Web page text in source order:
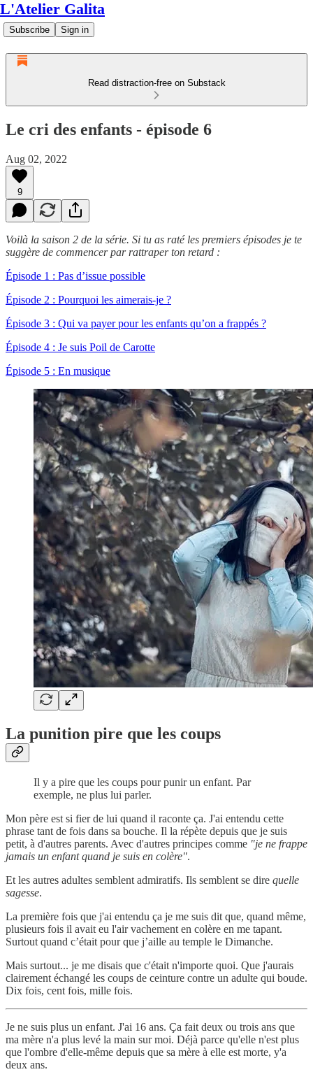
L'Atelier Galita
Subscribe Sign in
Read distraction-free on Substack
Le cri des enfants - épisode 6
Aug 02, 2022
9
Voilà la saison 2 de la série. Si tu as raté les premiers épisodes je te
suggère de commencer par rattraper ton retard :
Épisode 1 : Pas d’issue possible
Épisode 2 : Pourquoi les aimerais-je ?
Épisode 3 : Qui va payer pour les enfants qu’on a frappés ?
Épisode 4 : Je suis Poil de Carotte
Épisode 5 : En musique
La punition pire que les coups
Il y a pire que les coups pour punir un enfant. Par
exemple, ne plus lui parler.
Mon père est si fier de lui quand il raconte ça. J'ai entendu cette
phrase tant de fois dans sa bouche. Il la répète depuis que je suis
petit, à d'autres parents. Avec d'autres principes comme "je ne frappe
jamais un enfant quand je suis en colère".
Et les autres adultes semblent admiratifs. Ils semblent se dire quelle
sagesse.
La première fois que j'ai entendu ça je me suis dit que, quand même,
plusieurs fois il avait eu l'air vachement en colère en me tapant.
Surtout quand c’était pour que j’aille au temple le Dimanche.
Mais surtout... je me disais que c'était n'importe quoi. Que j'aurais
clairement échangé les coups de ceinture contre un adulte qui boude.
Dix fois, cent fois, mille fois.
Je ne suis plus un enfant. J'ai 16 ans. Ça fait deux ou trois ans que
ma mère n'a plus levé la main sur moi. Déjà parce qu'elle n'est plus
que l'ombre d'elle-même depuis que sa mère à elle est morte, y'a
deux ans.